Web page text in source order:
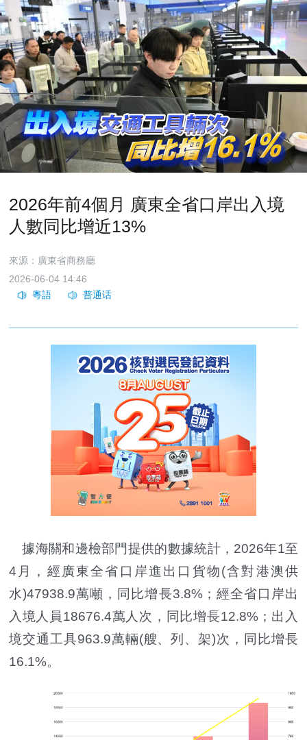
2026年前4個月 廣東全省口岸出入境
人數同比增近13%
來源：廣東省商務廳
2026-06-04 14:46
據海關和邊檢部門提供的數據統計，2026年1至
4月，經廣東全省口岸進出口貨物(含對港澳供
水)47938.9萬噸，同比增長3.8%；經全省口岸出
入境人員18676.4萬人次，同比增長12.8%；出入
境交通工具963.9萬輛(艘、列、架)次，同比增長
16.1%。